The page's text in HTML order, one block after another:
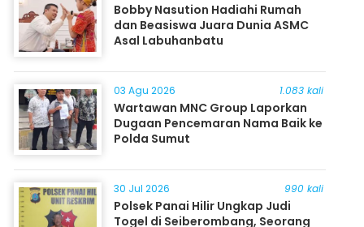
Bobby Nasution Hadiahi Rumah
dan Beasiswa Juara Dunia ASMC
Asal Labuhanbatu
03 Agu 2026 1.083 kali
Wartawan MNC Group Laporkan
Dugaan Pencemaran Nama Baik ke
Polda Sumut
30 Jul 2026 990 kali
Polsek Panai Hilir Ungkap Judi
Togel di Seiberombang, Seorang